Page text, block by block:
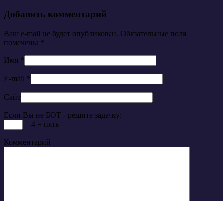
Добавить комментарий
Ваш e-mail не будет опубликован. Обязательные поля
помечены *
Имя *
E-mail *
Сайт
Если Вы не БОТ - решите задачку:
− 4 = пять
Комментарий